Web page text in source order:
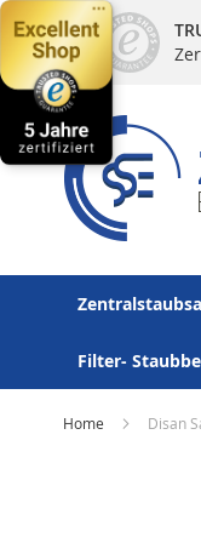
Direkt
zum
Inhalt
Filter-
Home Disan